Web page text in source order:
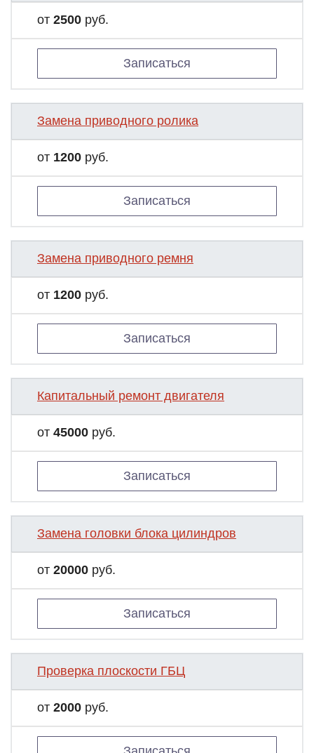
от 2500 руб.
Записаться
Замена приводного ролика
от 1200 руб.
Записаться
Замена приводного ремня
от 1200 руб.
Записаться
Капитальный ремонт двигателя
от 45000 руб.
Записаться
Замена головки блока цилиндров
от 20000 руб.
Записаться
Проверка плоскости ГБЦ
от 2000 руб.